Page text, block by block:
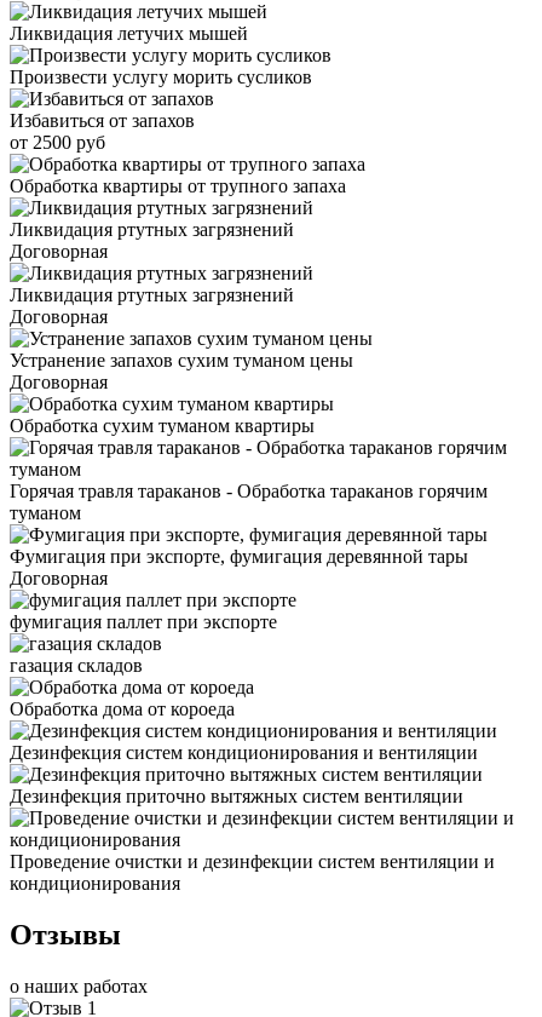
Ликвидация летучих мышей
Произвести услугу морить сусликов
Избавиться от запахов
от 2500 руб
Обработка квартиры от трупного запаха
Ликвидация ртутных загрязнений
Договорная
Ликвидация ртутных загрязнений
Договорная
Устранение запахов сухим туманом цены
Договорная
Обработка сухим туманом квартиры
Горячая травля тараканов - Обработка тараканов горячим
туманом
Фумигация при экспорте, фумигация деревянной тары
Договорная
фумигация паллет при экспорте
газация складов
Обработка дома от короеда
Дезинфекция систем кондиционирования и вентиляции
Дезинфекция приточно вытяжных систем вентиляции
Проведение очистки и дезинфекции систем вентиляции и
кондиционирования
Отзывы
о наших работах